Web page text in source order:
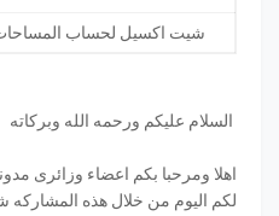
شيت اكسيل لحساب المساحات
السلام عليكم ورحمه الله وبركاته
اهلا ومرحبا بكم اعضاء وزائرى
لكم اليوم من خلال هذه